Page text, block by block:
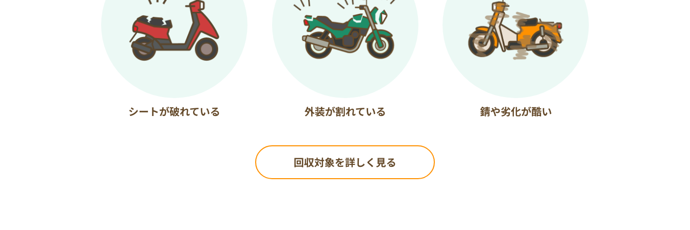
シートが破れている 外装が割れている 錆や劣化が酷い
回収対象を詳しく見る